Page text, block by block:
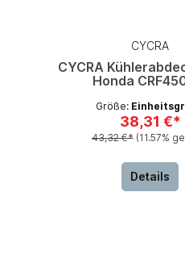
CYCRA
CYCRA
Honda
Größe:
38,31 €*
43,32 €* (11.57%
Details